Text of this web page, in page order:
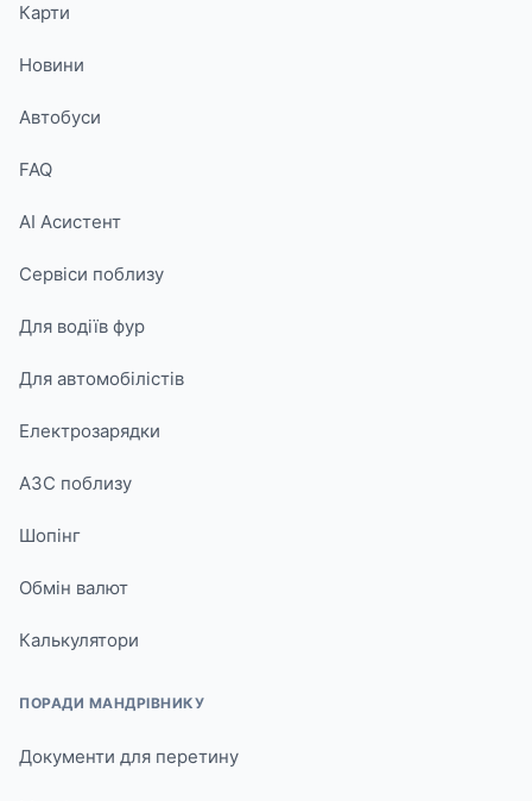
Карти
Новини
Автобуси
FAQ
AI Асистент
Сервіси поблизу
Для водіїв фур
Для автомобілістів
Електрозарядки
АЗС поблизу
Шопінг
Обмін валют
Калькулятори
ПОРАДИ МАНДРІВНИКУ
Документи для перетину